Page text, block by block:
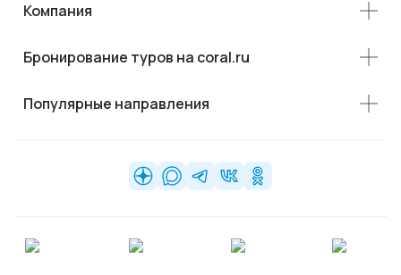
Компания
Бронирование туров на coral.ru
Популярные направления